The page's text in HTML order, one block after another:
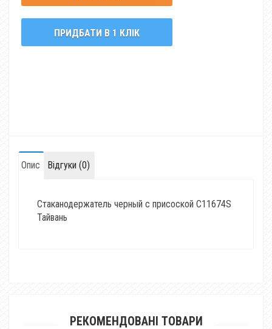
ПРИДБАТИ В 1 КЛІК
Опис Відгуки (0)
Стаканодержатель черный с присоской C11674S
Тайвань
РЕКОМЕНДОВАНІ ТОВАРИ